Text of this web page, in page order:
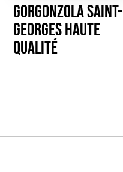
Gorgonzola Saint-
Georges haute
qualité